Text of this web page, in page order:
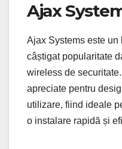
Ajax
Ajax Systems este un
câștigat popularitate
wireless de
apreciate pentru
utilizare, fiind ideale
o instalare rapidă și